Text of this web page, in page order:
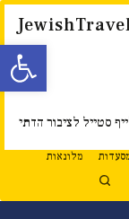
סטייל לציבור הדתי
מלונאות
פתח